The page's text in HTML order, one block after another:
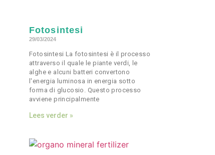
Fotosintesi
29/03/2024
Fotosintesi La fotosintesi è il processo
attraverso il quale le piante verdi, le
alghe e alcuni batteri convertono
l'energia luminosa in energia sotto
forma di glucosio. Questo processo
avviene principalmente
Lees verder »